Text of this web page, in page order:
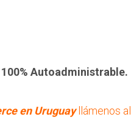
Autoadministrable.
en Uruguayllámenos al